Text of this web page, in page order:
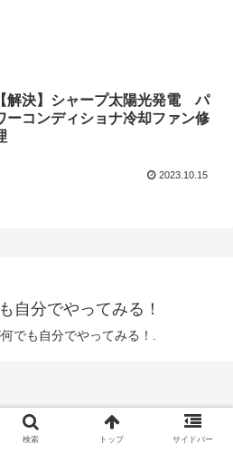
【解決】シャープ太陽光発電 パ
ーコンディショナ冷却ファン修
2023.10.15
自分でやってみる！
でも自分でやってみる！.
検索 トップ サイドバー